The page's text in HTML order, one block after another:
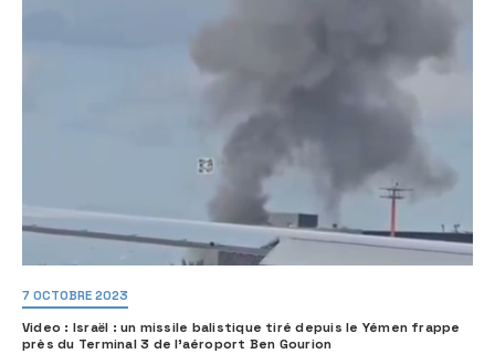
7 OCTOBRE 2023
Video : Israël : un missile balistique tiré depuis le Yémen frappe
près du Terminal 3 de l’aéroport Ben Gourion